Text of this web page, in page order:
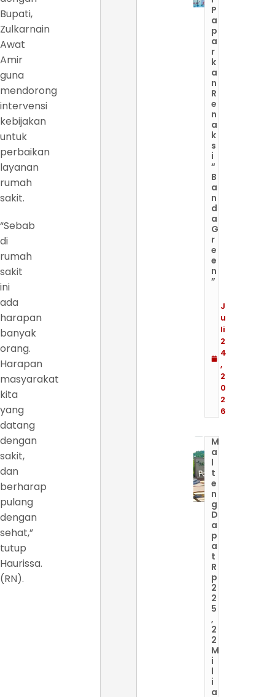
Bupati,
Zulkarnain
Awat
Amir
guna
mendorong
intervensi
kebijakan
untuk
perbaikan
layanan
rumah
sakit.
“Sebab
di
rumah
sakit
ini
ada
harapan
banyak
orang.
Harapan
masyarakat
kita
yang
datang
dengan
sakit,
dan
berharap
pulang
dengan
sehat,”
tutup
Haurissa.
(RN).
P
a
p
a
r
k
a
n
R
e
n
a
k
s
i
“
B
a
n
d
a
G
r
e
e
n
”
J
u
li
2
4
,
2
0
2
6
M
a
l
t
e
n
g
D
a
p
a
t
R
p
2
2
5
,
2
2
M
i
l
i
a